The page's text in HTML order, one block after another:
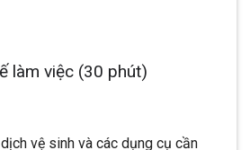
làm việc (30 phút)
vệ sinh và các dụng cụ cần